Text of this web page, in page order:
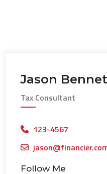
Jason
Tax Consultant
123-4567
Follow Me